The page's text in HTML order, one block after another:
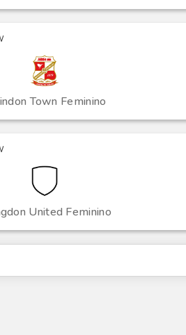
Town Feminino
United Feminino